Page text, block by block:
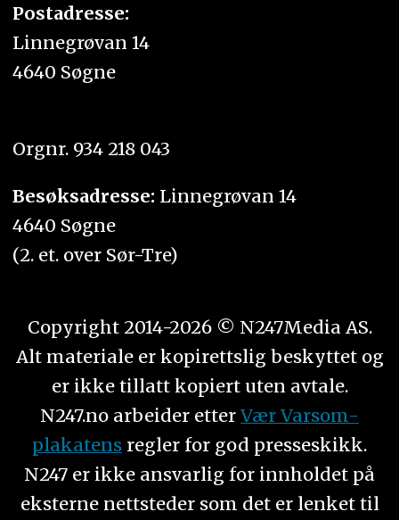
Postadresse:
Linnegrøvan 14
4640 Søgne
Orgnr. 934 218 043
Besøksadresse: Linnegrøvan 14
4640 Søgne
(2. et. over Sør-Tre)
Copyright 2014-2026 © N247Media AS.
Alt materiale er kopirettslig beskyttet og
er ikke tillatt kopiert uten avtale.
N247.no arbeider etter Vær Varsom-
plakatens regler for god presseskikk.
N247 er ikke ansvarlig for innholdet på
eksterne nettsteder som det er lenket til